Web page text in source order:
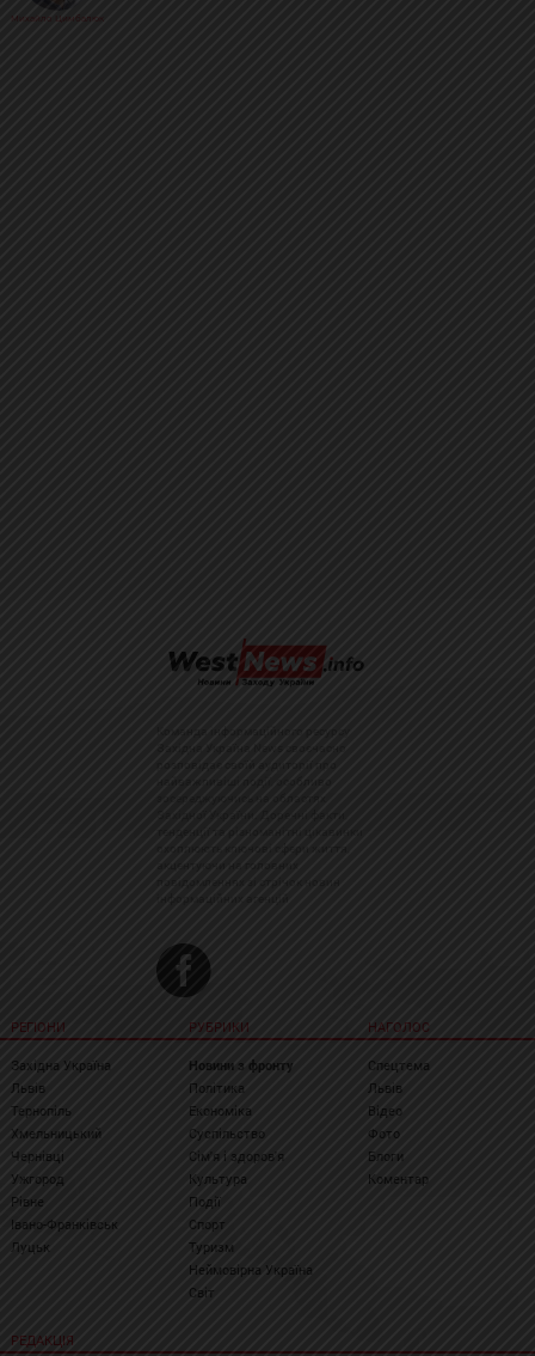
Михайло Цимбалюк
РЕГІОНИ
Західна Україна
Львів
Тернопіль
Хмельницький
Чернівці
Ужгород
Рівне
Івано-Франківськ
Луцьк
РУБРИКИ
Новини з фронту
Політика
Економіка
Суспільство
Сім'я і здоров'я
Культура
Події
Спорт
Туризм
Неймовірна Україна
Світ
НАГОЛОС
Спецтема
Львів
Відео
Фото
Блоги
Коментар
РЕДАКЦІЯ